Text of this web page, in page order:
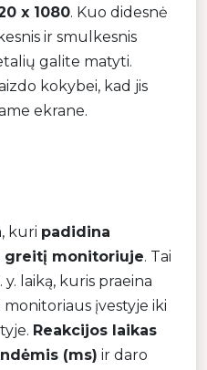
x 1080. Kuo didesnė
ir smulkesnis
galite matyti.
kokybei, kad jis
ekrane.
kuri padidina
greitį monitoriuje. Tai
laiką, kuris praeina
įvestyje iki
Reakcijos laikas
(ms) ir daro